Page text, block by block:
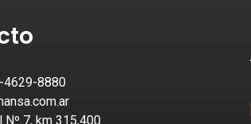
4629-8880
Nº 7, km 315,400